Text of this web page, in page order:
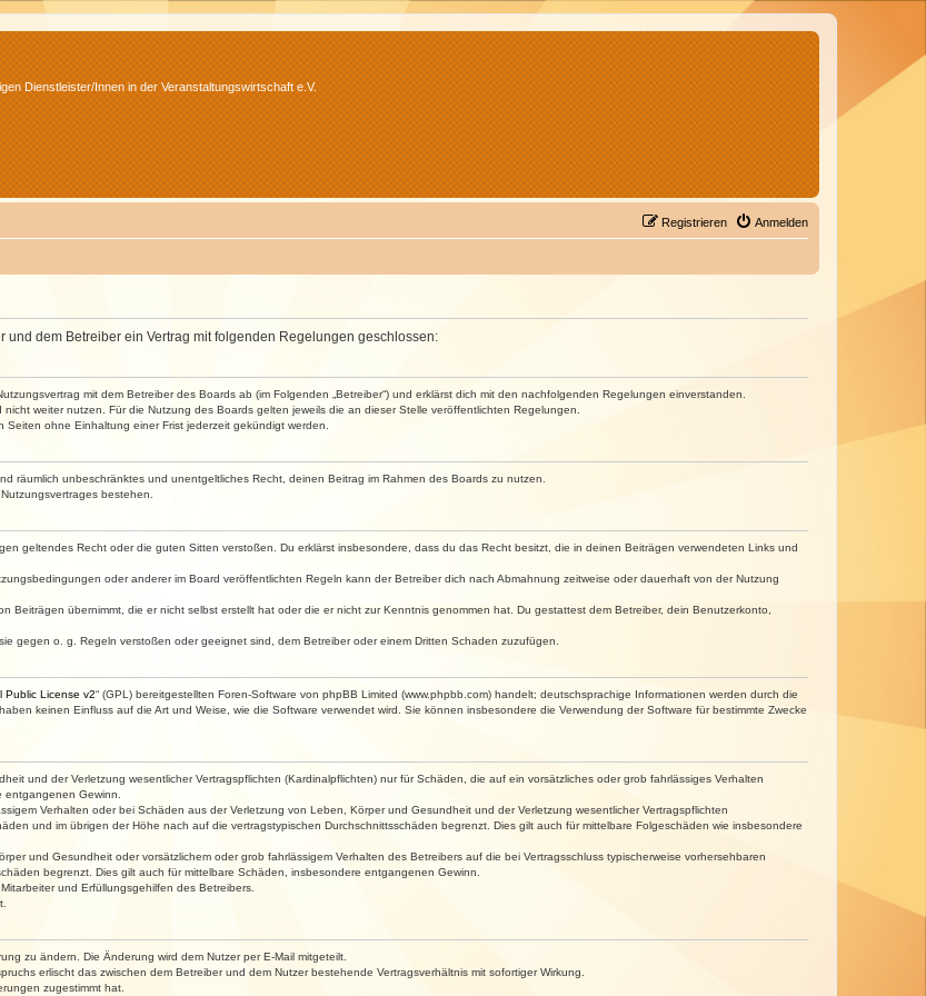
Dienstleister/Innen in der Veranstaltungswirtschaft e.V.
Anmelden
Registrieren
und dem Betreiber ein Vertrag mit folgenden Regelungen geschlossen:
mit dem Betreiber des Boards ab (im Folgenden „Betreiber“) und erklärst dich mit den nachfolgenden Regelungen einverstanden.
weiter nutzen. Für die Nutzung des Boards gelten jeweils die an dieser Stelle veröffentlichten Regelungen.
ohne Einhaltung einer Frist jederzeit gekündigt werden.
räumlich unbeschränktes und unentgeltliches Recht, deinen Beitrag im Rahmen des Boards zu nutzen.
bestehen.
geltendes Recht oder die guten Sitten verstoßen. Du erklärst insbesondere, dass du das Recht besitzt, die in deinen Beiträgen verwendeten Links und
oder anderer im Board veröffentlichten Regeln kann der Betreiber dich nach Abmahnung zeitweise oder dauerhaft von der Nutzung
Beiträgen übernimmt, die er nicht selbst erstellt hat oder die er nicht zur Kenntnis genommen hat. Du gestattest dem Betreiber, dein Benutzerkonto,
gegen o. g. Regeln verstoßen oder geeignet sind, dem Betreiber oder einem Dritten Schaden zuzufügen.
Public License v2“ (GPL) bereitgestellten Foren-Software von phpBB Limited (www.phpbb.com) handelt; deutschsprachige Informationen werden durch die
keinen Einfluss auf die Art und Weise, wie die Software verwendet wird. Sie können insbesondere die Verwendung der Software für bestimmte Zwecke
und der Verletzung wesentlicher Vertragspflichten (Kardinalpflichten) nur für Schäden, die auf ein vorsätzliches oder grob fahrlässiges Verhalten
Gewinn.
Verhalten oder bei Schäden aus der Verletzung von Leben, Körper und Gesundheit und der Verletzung wesentlicher Vertragspflichten
und im übrigen der Höhe nach auf die vertragstypischen Durchschnittsschäden begrenzt. Dies gilt auch für mittelbare Folgeschäden wie insbesondere
und Gesundheit oder vorsätzlichem oder grob fahrlässigem Verhalten des Betreibers auf die bei Vertragsschluss typischerweise vorhersehbaren
begrenzt. Dies gilt auch für mittelbare Schäden, insbesondere entgangenen Gewinn.
und Erfüllungsgehilfen des Betreibers.
zu ändern. Die Änderung wird dem Nutzer per E-Mail mitgeteilt.
erlischt das zwischen dem Betreiber und dem Nutzer bestehende Vertragsverhältnis mit sofortiger Wirkung.
zugestimmt hat.